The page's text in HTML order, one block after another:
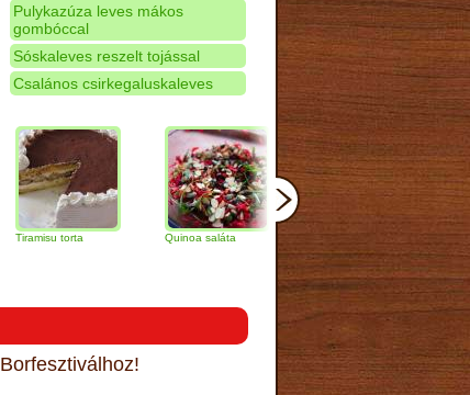
Pulykazúza leves mákos
gombóccal
Sóskaleves reszelt tojással
Csalános csirkegaluskaleves
torta Quinoa saláta Mandulás kifli
narancs